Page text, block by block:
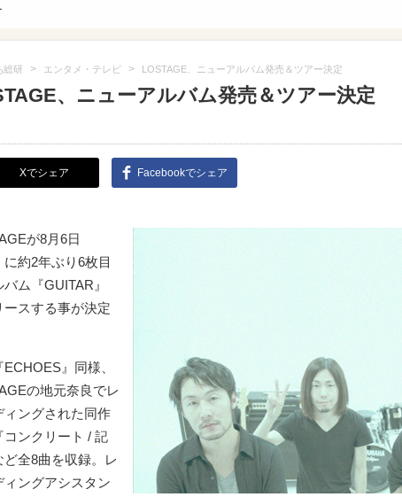
総研 > エンタメ・テレビ > LOSTAGE、ニューアルバム発売＆ツアー決定
、ニューアルバム発売＆ツアー決定
Xでシェア Facebookでシェア
が8月6日
に約2年ぶり6枚目
ム『GUITAR』
ースする事が決定
』同様、
の地元奈良でレ
ィングされた同作
コンクリート / 記
ど全8曲を収録。レ
ィングアシスタン